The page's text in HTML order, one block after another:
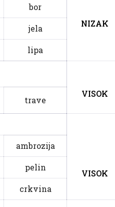
NIZAK
bor
jela
lipa
VISOK
trave
VISOK
ambrozija
pelin
crkvina